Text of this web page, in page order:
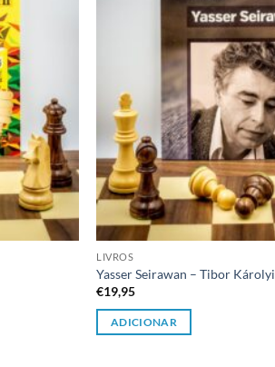
LIVROS
Yasser Seirawan – Tibor Károlyi
€19,95
ADICIONAR